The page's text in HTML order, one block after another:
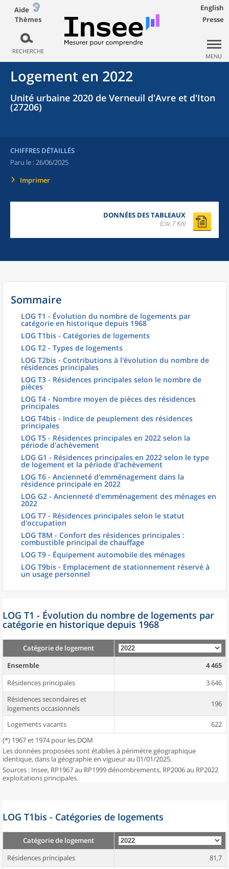
Aide
Thèmes
RECHERCHE
English
Presse
MENU
Logement en 2022
Unité urbaine 2020 de Verneuil d'Avre et d'Iton
(27206)
CHIFFRES DÉTAILLÉS
Paru le : 26/06/2025
Imprimer
DONNÉES DES TABLEAUX
(csv,7 Ko)
Sommaire
LOG T1 - Évolution du nombre de logements par
catégorie en historique depuis 1968
LOG T1bis - Catégories de logements
LOG T2 - Types de logements
LOG T2bis - Contributions à l'évolution du nombre de
résidences principales
LOG T3 - Résidences principales selon le nombre de
pièces
LOG T4 - Nombre moyen de pièces des résidences
principales
LOG T4bis - Indice de peuplement des résidences
principales
LOG T5 - Résidences principales en 2022 selon la
période d'achèvement
LOG G1 - Résidences principales en 2022 selon le type
de logement et la période d'achèvement
LOG T6 - Ancienneté d'emménagement dans la
résidence principale en 2022
LOG G2 - Ancienneté d'emménagement des ménages en
2022
LOG T7 - Résidences principales selon le statut
d'occupation
LOG T8M - Confort des résidences principales :
combustible principal de chauffage
LOG T9 - Équipement automobile des ménages
LOG T9bis - Emplacement de stationnement réservé à
un usage personnel
LOG T1 - Évolution du nombre de logements par
catégorie en historique depuis 1968
Catégorie de logement
Ensemble
4 465
Résidences principales
3 646
Résidences secondaires et
logements occasionnels
196
Logements vacants
622
(*) 1967 et 1974 pour les DOM
Les données proposées sont établies à périmètre géographique
identique, dans la géographie en vigueur au 01/01/2025.
Sources : Insee, RP1967 au RP1999 dénombrements, RP2006 au RP2022
exploitations principales.
LOG T1bis - Catégories de logements
Catégorie de logement
Résidences principales
81,7